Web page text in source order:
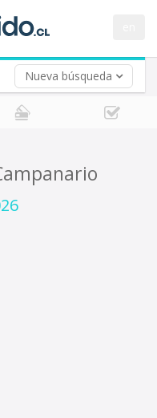
Nueva búsqueda